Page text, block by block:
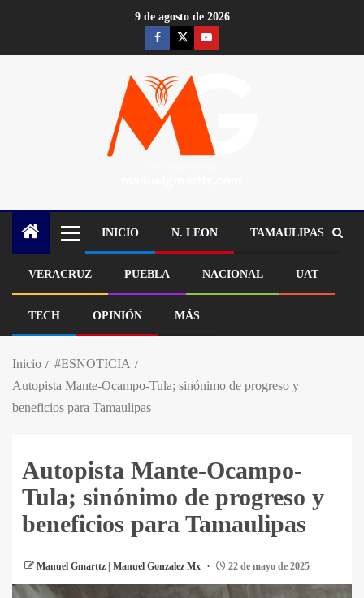
9 de agosto de 2026
INICIO N. LEON TAMAULIPAS
VERACRUZ PUEBLA NACIONAL UAT
TECH OPINIÓN MÁS
Inicio
#ESNOTICIA
Autopista Mante-Ocampo-Tula; sinónimo de progreso y
beneficios para Tamaulipas
Autopista Mante-Ocampo-
Tula; sinónimo de progreso y
beneficios para Tamaulipas
Manuel Gmarttz | Manuel Gonzalez Mx 22 de mayo de 2025